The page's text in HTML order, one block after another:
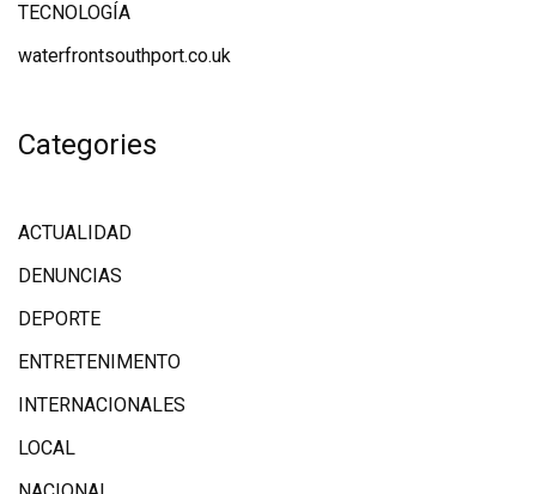
TECNOLOGÍA
waterfrontsouthport.co.uk
Categories
ACTUALIDAD
DENUNCIAS
DEPORTE
ENTRETENIMENTO
INTERNACIONALES
LOCAL